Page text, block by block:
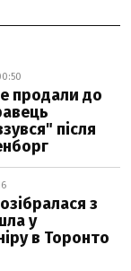
продали до
після
з
у
в Торонто